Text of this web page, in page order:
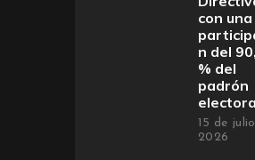
con una
n del
% del
padrón
15 de
2026